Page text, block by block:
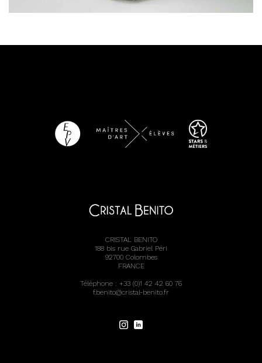
CRISTAL BENITO
188 bis rue Gabriel Péri
92700 Colombes
FRANCE
Téléphone : +33 (0)1 42 42 60 76
f.benito@cristal-benito.fr